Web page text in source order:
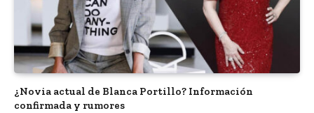
¿Novia actual de Blanca Portillo? Información
confirmada y rumores